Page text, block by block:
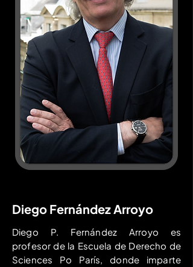
Diego Fernández Arroyo
Diego P. Fernández Arroyo es
profesor de la Escuela de Derecho de
Sciences Po París, donde imparte